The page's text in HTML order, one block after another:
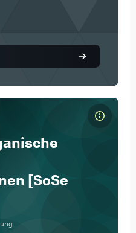
Vorlesung
vertieft. Das
Seminar ergänzt.
für RestauratorInnen
[SoSe